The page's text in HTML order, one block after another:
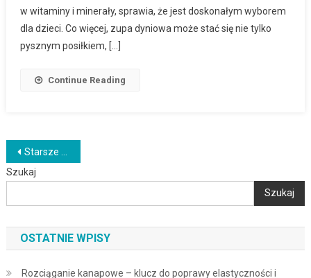
w witaminy i minerały, sprawia, że jest doskonałym wyborem
dla dzieci. Co więcej, zupa dyniowa może stać się nie tylko
pysznym posiłkiem, […]
Continue Reading
Nawigacja
po
wpisach
Starsze wpisy
Szukaj
Szukaj
OSTATNIE WPISY
Rozciąganie kanapowe – klucz do poprawy elastyczności i